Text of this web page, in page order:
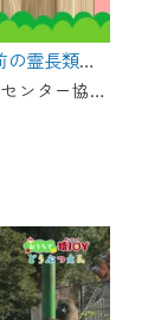
おうちで猿ジョイどうぶつえん～190年前の霊長類図鑑～（2024年11月16日初回放送）
世界屈指のサル類動物園・日本モンキーセンター協力の親子で学べる動物番組。